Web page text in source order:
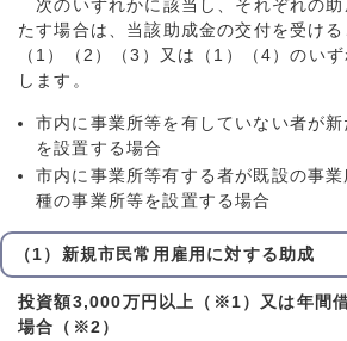
次のいずれかに該当し、それぞれの助
たす場合は、当該助成金の交付を受ける
（1）（2）（3）又は（1）（4）のい
します。
市内に事業所等を有していない者が
を設置する場合
市内に事業所等有する者が既設の事
種の事業所等を設置する場合
（1）新規市民常用雇用に対する助成
投資額3,000万円以上（※1）又は年間
場合（※2）